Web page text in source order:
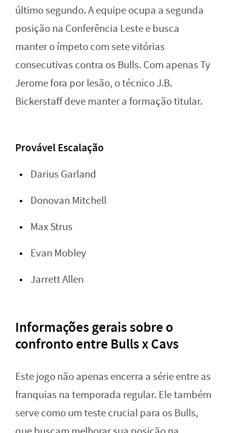
último segundo. A equipe ocupa a segunda
posição na Conferência Leste e busca
manter o ímpeto com sete vitórias
consecutivas contra os Bulls. Com apenas Ty
Jerome fora por lesão, o técnico J.B.
Bickerstaff deve manter a formação titular.
Provável Escalação
Darius Garland
Donovan Mitchell
Max Strus
Evan Mobley
Jarrett Allen
Informações gerais sobre o
confronto entre Bulls x Cavs
Este jogo não apenas encerra a série entre as
franquias na temporada regular. Ele também
serve como um teste crucial para os Bulls,